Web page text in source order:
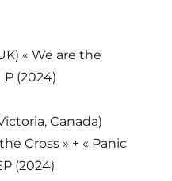
« We are the
(2024)
Canada)
Cross » + « Panic
(2024)